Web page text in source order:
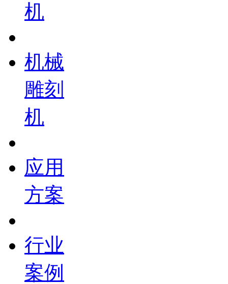
机
机械
雕刻
机
应用
方案
行业
案例